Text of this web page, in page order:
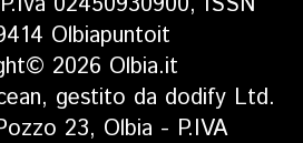
Olbiapuntoit
2026 Olbia.it
gestito da dodify Ltd.
23, Olbia - P.IVA